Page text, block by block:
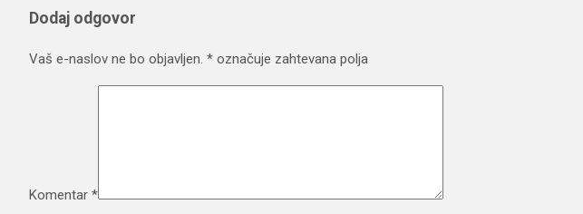
Dodaj odgovor
Vaš e-naslov ne bo objavljen. * označuje zahtevana polja
Komentar *